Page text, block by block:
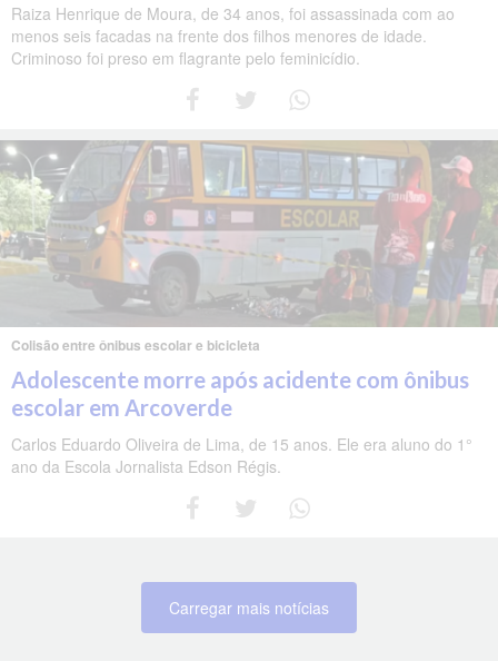
Raiza Henrique de Moura, de 34 anos, foi assassinada com ao
menos seis facadas na frente dos filhos menores de idade.
Criminoso foi preso em flagrante pelo feminicídio.
Colisão entre ônibus escolar e bicicleta
Adolescente morre após acidente com ônibus
escolar em Arcoverde
Carlos Eduardo Oliveira de Lima, de 15 anos. Ele era aluno do 1°
ano da Escola Jornalista Edson Régis.
Carregar mais notícias